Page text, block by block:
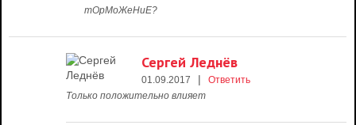
тОрМоЖеНиЕ?
Сергей Леднёв
01.09.2017 |
Ответить
Только положительно влияет